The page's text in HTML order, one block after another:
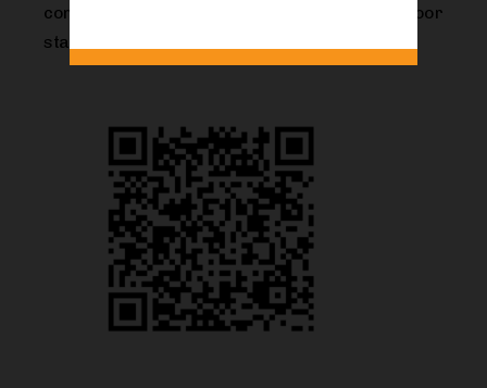
compatible) of check onze
voor
standaardopties.